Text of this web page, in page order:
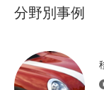
分野別事例